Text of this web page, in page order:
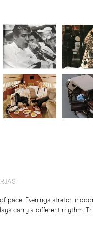
pace. Evenings stretch
carry a different rhythm.